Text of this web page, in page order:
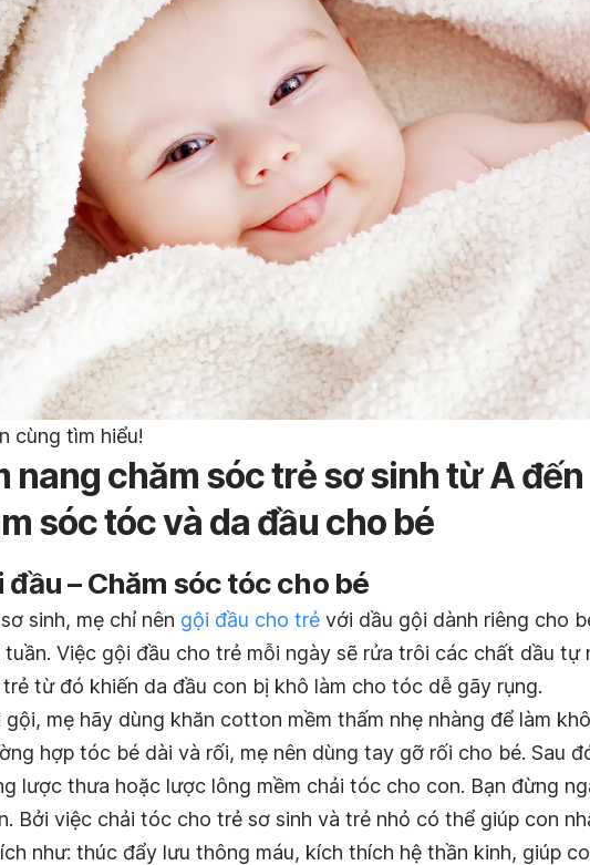
cùng tìm hiểu!
nang chăm sóc trẻ sơ sinh từ A đến
sóc tóc và da đầu cho bé
đầu – Chăm sóc tóc cho bé
sinh, mẹ chỉ nên gội đầu cho trẻ với dầu gội dành riêng cho
tuần. Việc gội đầu cho trẻ mỗi ngày sẽ rửa trôi các chất dầu tự
từ đó khiến da đầu con bị khô làm cho tóc dễ gãy rụng.
gội, mẹ hãy dùng khăn cotton mềm thấm nhẹ nhàng để làm
hợp tóc bé dài và rối, mẹ nên dùng tay gỡ rối cho bé. Sau
lược thưa hoặc lược lông mềm chải tóc cho con. Bạn đừng
Bởi việc chải tóc cho trẻ sơ sinh và trẻ nhỏ có thể giúp con
như: thúc đẩy lưu thông máu, kích thích hệ thần kinh, giúp